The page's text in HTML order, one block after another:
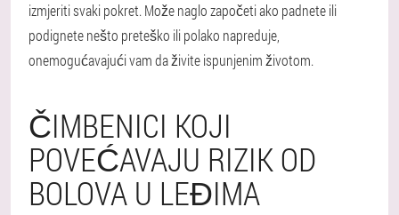
izmjeriti svaki pokret. Može naglo započeti ako padnete ili
podignete nešto preteško ili polako napreduje,
onemogućavajući vam da živite ispunjenim životom.
ČIMBENICI KOJI
POVEĆAVAJU RIZIK OD
BOLOVA U LEĐIMA